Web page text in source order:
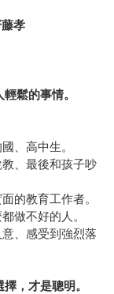
孝
鬆的事情。
、高中生。
、最後和孩子吵
的教育工作者。
做不好的人。
、感受到強烈落
，才是聰明。